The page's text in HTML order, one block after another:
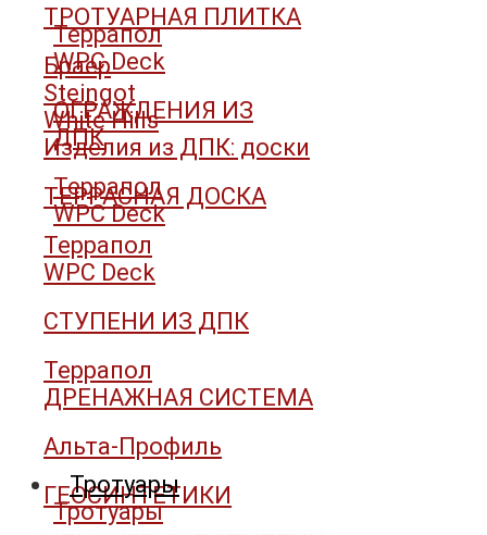
Террапол
WPC Deck
ОГРАЖДЕНИЯ ИЗ
ДПК
Террапол
WPC Deck
Тротуары
Тротуары
ТРОТУАРНАЯ ПЛИТКА
Браер
Steingot
White Hills
Изделия из ДПК: доски
ТЕРРАСНАЯ ДОСКА
Террапол
WPC Deck
СТУПЕНИ ИЗ ДПК
Террапол
ДРЕНАЖНАЯ СИСТЕМА
Альта-Профиль
ГЕОСИНТЕТИКИ